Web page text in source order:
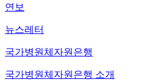
연보
뉴스레터
국가병원체자원은행
국가병원체자원은행 소개